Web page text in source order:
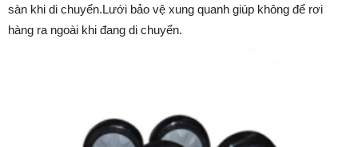
sàn khi di chuyển.Lưới bảo vệ xung quanh giúp không để rơi
hàng ra ngoài khi đang di chuyển.